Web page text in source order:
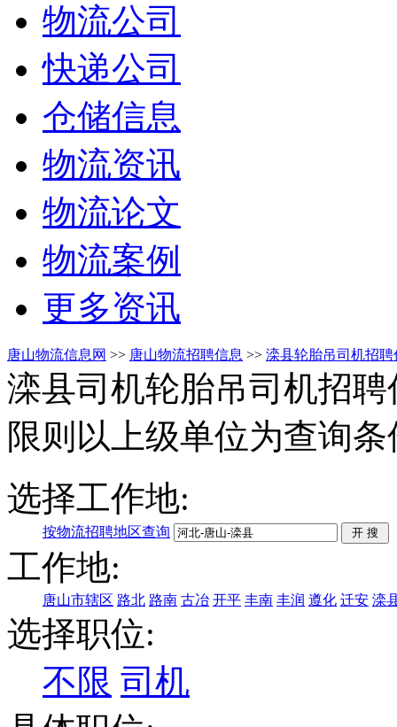
物流公司
快递公司
仓储信息
物流资讯
物流论文
物流案例
更多资讯
唐山物流信息网 >> 唐山物流招聘信息 >> 滦县轮胎吊司机招聘
滦县司机轮胎吊司机招
限则以上级单位为查询条
选择工作地:
按物流招聘地区查询
工作地:
唐山市辖区 路北 路南 古冶 开平 丰南 丰润 遵化 迁安 滦
选择职位:
不限 司机